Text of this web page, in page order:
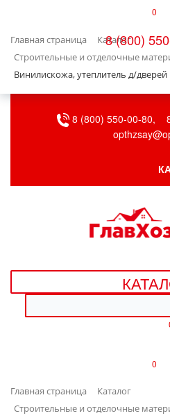
0
8 (800)
Главная страница
Каталог
Строительные и отделочные
Винилискожа, утеплитель д/дверей
БЫТОВАЯ ТЕХНИКА
ВЕНТИЛЯЦИЯ
ДАЧА, САД И ОГОРОД
ДЕТСКИЕ ТОВАРЫ
ИНТЕРЬЕР
8 (800) 550-00-80,
0
Главная страница
Каталог
Строительные и отделочные